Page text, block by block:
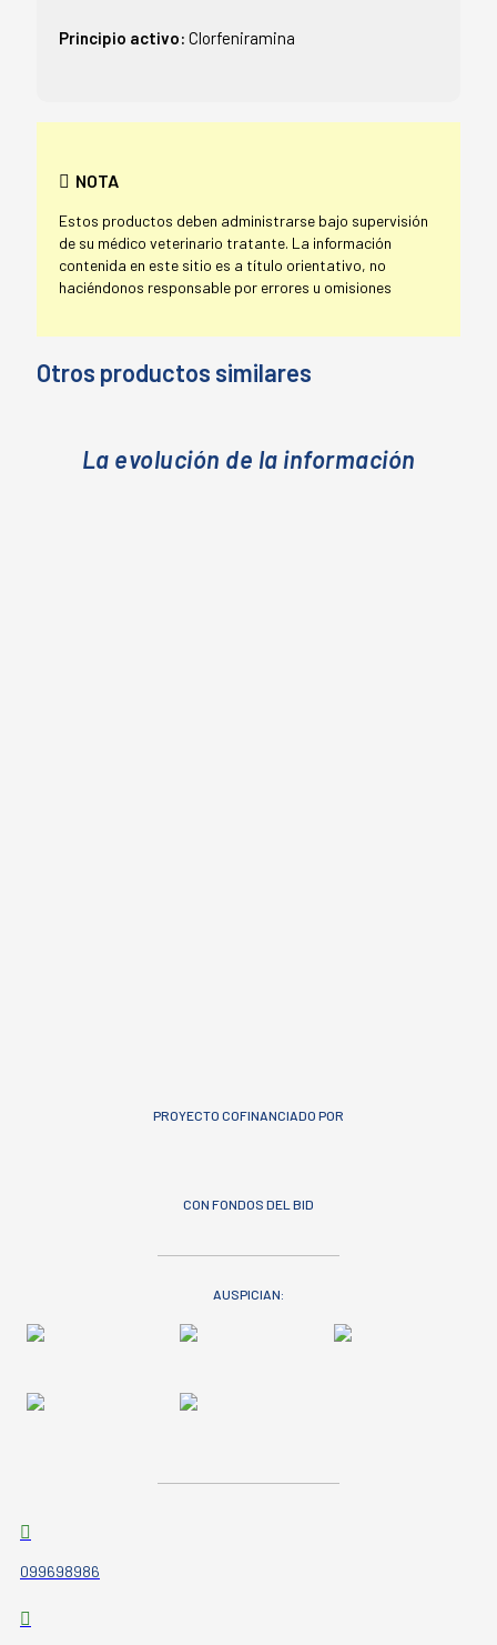
Principio activo: Clorfeniramina
NOTA
Estos productos deben administrarse bajo supervisión
de su médico veterinario tratante. La información
contenida en este sitio es a título orientativo, no
haciéndonos responsable por errores u omisiones
Otros productos similares
La evolución de la información
PROYECTO COFINANCIADO POR
CON FONDOS DEL BID
AUSPICIAN:
099698986